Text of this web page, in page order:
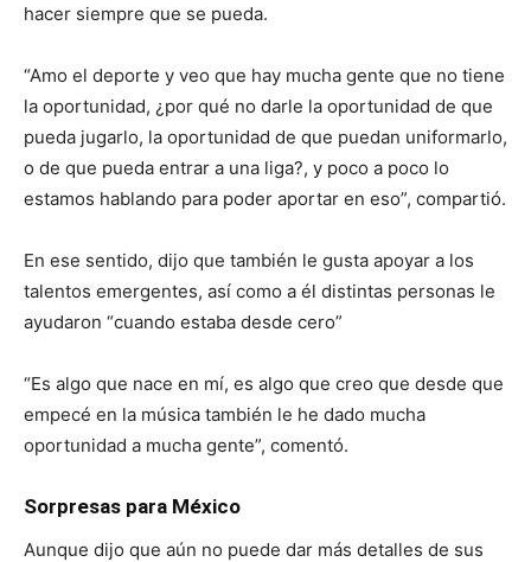
hacer siempre que se pueda.
“Amo el deporte y veo que hay mucha gente que no tiene
la oportunidad, ¿por qué no darle la oportunidad de que
pueda jugarlo, la oportunidad de que puedan uniformarlo,
o de que pueda entrar a una liga?, y poco a poco lo
estamos hablando para poder aportar en eso”, compartió.
En ese sentido, dijo que también le gusta apoyar a los
talentos emergentes, así como a él distintas personas le
ayudaron “cuando estaba desde cero”
“Es algo que nace en mí, es algo que creo que desde que
empecé en la música también le he dado mucha
oportunidad a mucha gente”, comentó.
Sorpresas para México
Aunque dijo que aún no puede dar más detalles de sus